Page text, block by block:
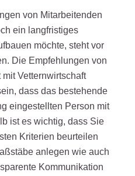
von Mitarbeitenden
ein langfristiges
möchte, steht vor
Die Empfehlungen von
Vetternwirtschaft
dass das bestehende
eingestellten Person mit
ist es wichtig, dass Sie
Kriterien beurteilen
anlegen wie auch
Kommunikation